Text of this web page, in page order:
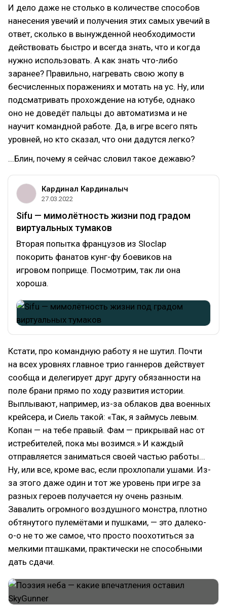
И дело даже не столько в количестве способов
нанесения увечий и получения этих самых увечий в
ответ, сколько в вынужденной необходимости
действовать быстро и всегда знать, что и когда
нужно использовать. А как знать что-либо
заранее? Правильно, нагревать свою жопу в
бесчисленных поражениях и мотать на ус. Ну, или
подсматривать прохождение на ютубе, однако
оно не доведёт пальцы до автоматизма и не
научит командной работе. Да, в игре всего пять
уровней, но кто сказал, что они дадутся легко?
...Блин, почему я сейчас словил такое дежавю?
Кардинал Кардиналыч
27.03.2022
Sifu — мимолётность жизни под градом
виртуальных тумаков
Вторая попытка французов из Sloclap
покорить фанатов кунг-фу боевиков на
игровом поприще. Посмотрим, так ли она
хороша.
Кстати, про командную работу я не шутил. Почти
на всех уровнях главное трио ганнеров действует
сообща и делегирует друг другу обязанности на
поле брани прямо по ходу развития истории.
Выплывают, например, из-за облаков два военных
крейсера, и Сиель такой: «Так, я займусь левым.
Копан — на тебе правый. Фам — прикрывай нас от
истребителей, пока мы возимся.» И каждый
отправляется заниматься своей частью работы...
Ну, или все, кроме вас, если прохлопали ушами. Из-
за этого даже один и тот же уровень при игре за
разных героев получается ну очень разным.
Завалить огромного воздушного монстра, плотно
обтянутого пулемётами и пушками, — это далеко-
о-о не то же самое, что просто поохотиться за
мелкими пташками, практически не способными
дать сдачи.